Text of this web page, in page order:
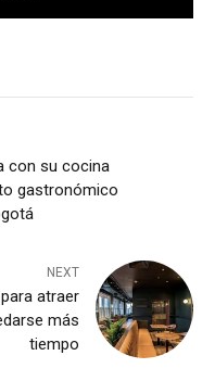
con su cocina
gastronómico
NEXT
atraer
más
tiempo